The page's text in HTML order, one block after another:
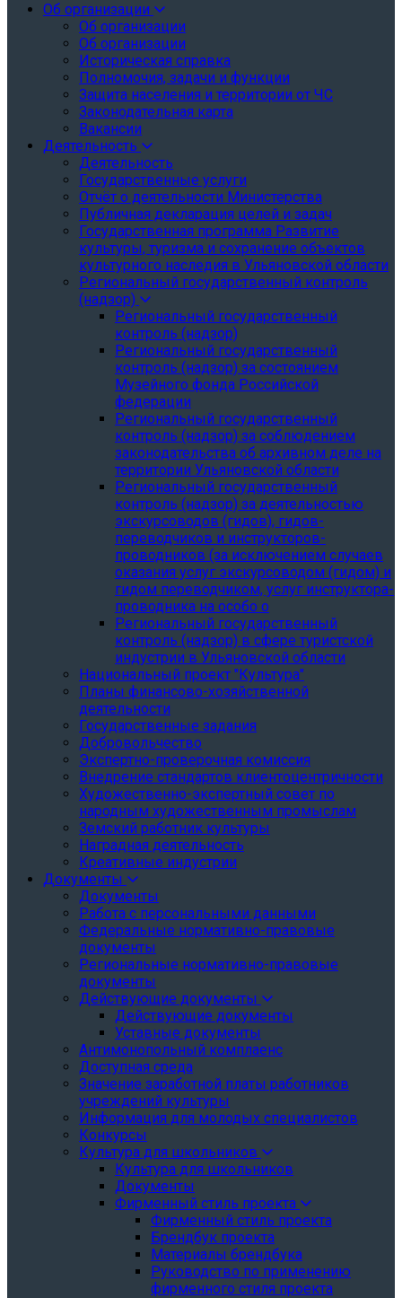
Об организации
Об организации
Об организации
Историческая справка
Полномочия, задачи и функции
Защита населения и территории от ЧС
Законодательная карта
Вакансии
Деятельность
Деятельность
Государственные услуги
Отчёт о деятельности Министерства
Публичная декларация целей и задач
Государственная программа Развитие
культуры, туризма и сохранение объектов
культурного наследия в Ульяновской области
Региональный государственный контроль
(надзор)
Региональный государственный
контроль (надзор)
Региональный государственный
контроль (надзор) за состоянием
Музейного фонда Российской
федерации
Региональный государственный
контроль (надзор) за соблюдением
законодательства об архивном деле на
территории Ульяновской области
Региональный государственный
контроль (надзор) за деятельностью
экскурсоводов (гидов), гидов-
переводчиков и инструкторов-
проводников (за исключением случаев
оказания услуг экскурсоводом (гидом) и
гидом переводчиком, услуг инструктора-
проводника на особо о
Региональный государственный
контроль (надзор) в сфере туристской
индустрии в Ульяновской области
Национальный проект "Культура"
Планы финансово-хозяйственной
деятельности
Государственные задания
Добровольчество
Экспертно-проверочная комиссия
Внедрение стандартов клиентоцентричности
Художественно-экспертный совет по
народным художественным промыслам
Земский работник культуры
Наградная деятельность
Креативные индустрии
Документы
Документы
Работа с персональными данными
Федеральные нормативно-правовые
документы
Региональные нормативно-правовые
документы
Действующие документы
Действующие документы
Уставные документы
Антимонопольный комплаенс
Доступная среда
Значение заработной платы работников
учреждений культуры
Информация для молодых специалистов
Конкурсы
Культура для школьников
Культура для школьников
Документы
Фирменный стиль проекта
Фирменный стиль проекта
Брендбук проекта
Материалы брендбука
Руководство по применению
фирменного стиля проекта